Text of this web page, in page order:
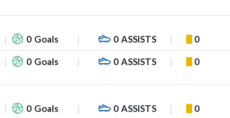
0 Goals 0 ASSISTS 0
0 Goals 0 ASSISTS 0
0 Goals 0 ASSISTS 0